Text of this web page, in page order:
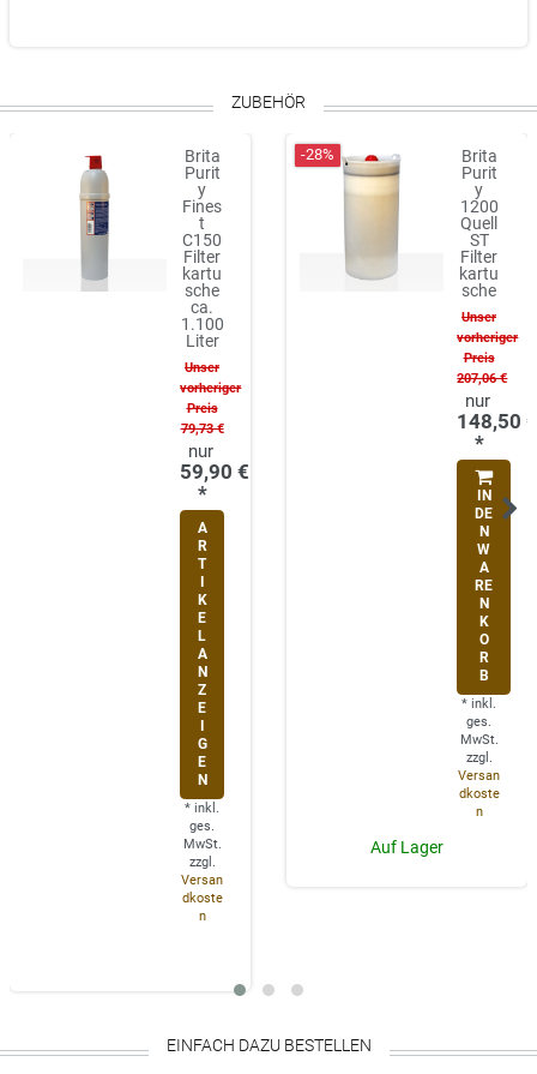
ZUBEHÖR
Brita
Purit
y
Fines
t
C150
Filter
kartu
sche
ca.
1.100
Liter
Unser
vorheriger
Preis
79,73 €
59,90 €
*
A
R
T
I
K
E
L
A
N
Z
E
I
G
E
N
* inkl.
ges.
MwSt.
zzgl.
Versan
dkoste
n
-28%
Brita
Purit
y
1200
Quell
ST
Filter
kartu
sche
Unser
vorheriger
Preis
207,06 €
148,50
*
IN
DE
N
W
A
RE
N
K
O
R
B
* inkl.
ges.
MwSt.
zzgl.
Versan
dkoste
n
Auf Lager
EINFACH DAZU BESTELLEN